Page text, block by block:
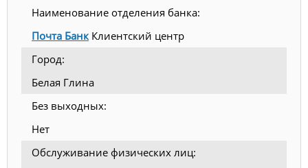
Наименование отделения банка:
Почта БанкКлиентский центр
Город:
Белая Глина
Без выходных:
Нет
Обслуживание физических лиц: